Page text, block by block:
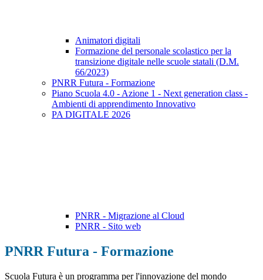
Animatori digitali
Formazione del personale scolastico per la
transizione digitale nelle scuole statali (D.M.
66/2023)
PNRR Futura - Formazione
Piano Scuola 4.0 - Azione 1 - Next generation class -
Ambienti di apprendimento Innovativo
PA DIGITALE 2026
PNRR - Migrazione al Cloud
PNRR - Sito web
PNRR Futura - Formazione
Scuola Futura è un programma per l'innovazione del mondo